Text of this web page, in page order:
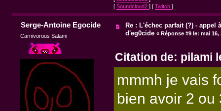
[ Soundcloud2 ] [ Twitch ]
Serge-Antoine Egocide
Carnivorous Salami
Re : L'échec parfait (?) - appel
d'eg0cide «Réponse #9 le: mai 16,
Citation de: pilami
mmmh je vais
bien avoir 2 ou